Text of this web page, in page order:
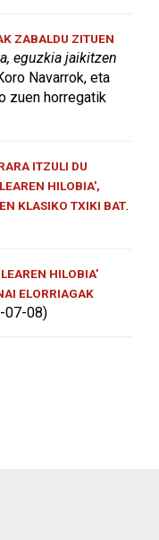
ZABALDU ZITUEN
eguzkia jaikitzen
Navarrok, eta
zuen horregatik
ITZULI DU
HILOBIA',
KLASIKO TXIKI BAT.
HILOBIA’
ELORRIAGAK
07-08)